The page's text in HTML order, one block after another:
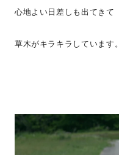
心地よい日差しも出てきて
草木がキラキラしています。